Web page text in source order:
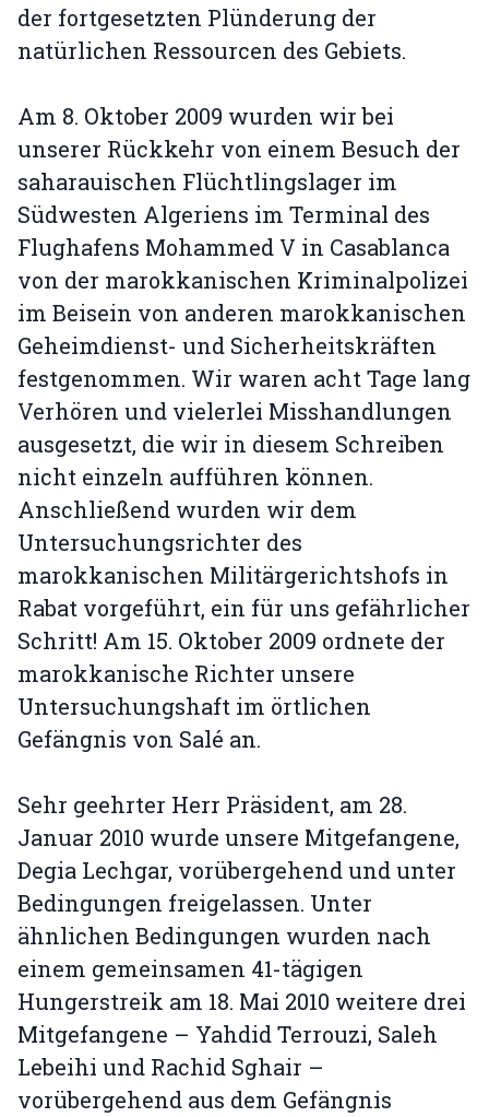
der fortgesetzten Plünderung der
natürlichen Ressourcen des Gebiets.
Am 8. Oktober 2009 wurden wir bei
unserer Rückkehr von einem Besuch der
saharauischen Flüchtlingslager im
Südwesten Algeriens im Terminal des
Flughafens Mohammed V in Casablanca
von der marokkanischen Kriminalpolizei
im Beisein von anderen marokkanischen
Geheimdienst- und Sicherheitskräften
festgenommen. Wir waren acht Tage lang
Verhören und vielerlei Misshandlungen
ausgesetzt, die wir in diesem Schreiben
nicht einzeln aufführen können.
Anschließend wurden wir dem
Untersuchungsrichter des
marokkanischen Militärgerichtshofs in
Rabat vorgeführt, ein für uns gefährlicher
Schritt! Am 15. Oktober 2009 ordnete der
marokkanische Richter unsere
Untersuchungshaft im örtlichen
Gefängnis von Salé an.
Sehr geehrter Herr Präsident, am 28.
Januar 2010 wurde unsere Mitgefangene,
Degia Lechgar, vorübergehend und unter
Bedingungen freigelassen. Unter
ähnlichen Bedingungen wurden nach
einem gemeinsamen 41-tägigen
Hungerstreik am 18. Mai 2010 weitere drei
Mitgefangene – Yahdid Terrouzi, Saleh
Lebeihi und Rachid Sghair –
vorübergehend aus dem Gefängnis